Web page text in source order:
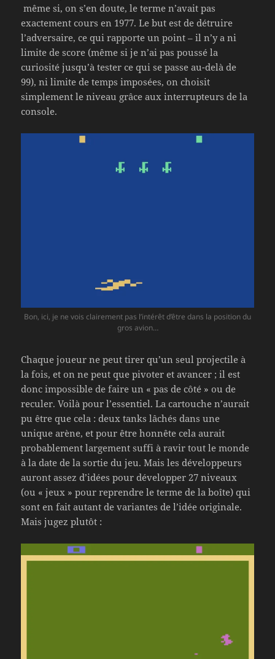
même si, on s’en doute, le terme n’avait pas
exactement cours en 1977. Le but est de détruire
l’adversaire, ce qui rapporte un point – il n’y a ni
limite de score (même si je n’ai pas poussé la
curiosité jusqu’à tester ce qui se passe au-delà de
99), ni limite de temps imposées, on choisit
simplement le niveau grâce aux interrupteurs de la
console.
Bon, ici, je ne vois clairement pas l’intérêt d’être dans la position du
gros avion…
Chaque joueur ne peut tirer qu’un seul projectile à
la fois, et on ne peut que pivoter et avancer ; il est
donc impossible de faire un « pas de côté » ou de
reculer. Voilà pour l’essentiel. La cartouche n’aurait
pu être que cela : deux tanks lâchés dans une
unique arène, et pour être honnête cela aurait
probablement largement suffi à ravir tout le monde
à la date de la sortie du jeu. Mais les développeurs
auront assez d’idées pour développer 27 niveaux
(ou « jeux » pour reprendre le terme de la boîte) qui
sont en fait autant de variantes de l’idée originale.
Mais jugez plutôt :